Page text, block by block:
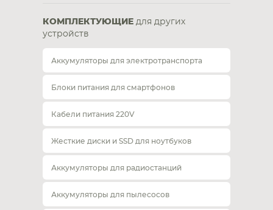
КОМПЛЕКТУЮЩИЕ для других
устройств
Аккумуляторы для электротранспорта
Блоки питания для смартфонов
Кабели питания 220V
Жесткие диски и SSD для ноутбуков
Аккумуляторы для радиостанций
Аккумуляторы для пылесосов